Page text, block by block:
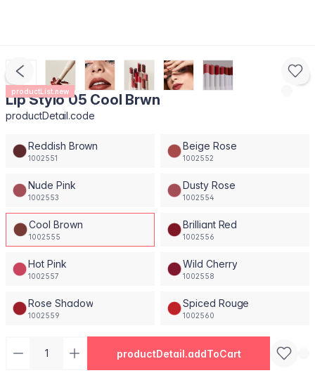
productList.new
Lip Stylo 05 Cool Brwn
productDetail.code
Reddish Brown
1002551
Beige Rose
1002552
Nude Pink
1002553
Dusty Rose
1002554
Cool Brown
1002555
Brilliant Red
1002556
Hot Pink
1002557
Wild Cherry
1002558
Rose Shadow
1002559
Spiced Rouge
1002560
productDetail.addToCart